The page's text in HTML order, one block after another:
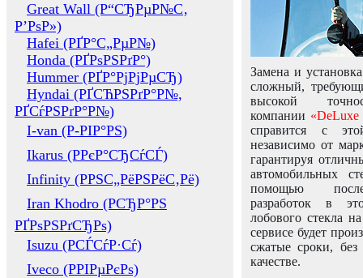
Great Wall (Р“СЂРµР№С‚
Р’РѕР»)
Hafei (РҐР°С„РµР№)
Honda (РҐРѕРЅРґР°)
Hummer (РҐР°РјРјРµСЂ)
Hyndai (РҐСЋРЅРґР°Р№,
РҐСѓРЅРґР°Р№)
I-van (Р-РІР°РЅ)
Ikarus (РРєР°СЂСѓСЃ)
Infinity (РРЅС„РёРЅРёС‚Рё)
Iran Khodro (РСЂР°РЅ
РҐРѕРЅРґСЂРѕ)
Isuzu (РСЃСѓР·Сѓ)
Iveco (РРІРµРєРѕ)
Замена и
сложный,
высокой
компании «DeLuxe
справится с
независимо от
гарантируя
автомобильных
помощью
разработок в
лобового стекла
сервисе будет
сжатые сроки,
качестве.